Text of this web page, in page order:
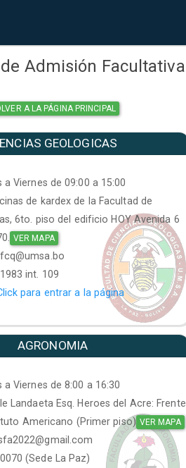
Admisión Facultativa
A LA PÁGINA PRINCIPAL
GEOLOGICAS
a Viernes de 09:00 a 15:00
de kardex de la Facultad de
6to. piso del edificio HOY Avenida 6
VER MAPA
int. 109
para entrar a la página
AGRONOMIA
a Viernes de 8:00 a 16:30
Landaeta Esq. Heroes del Acre: Frente
Americano (Primer piso) VER MAPA
(Sede La Paz)